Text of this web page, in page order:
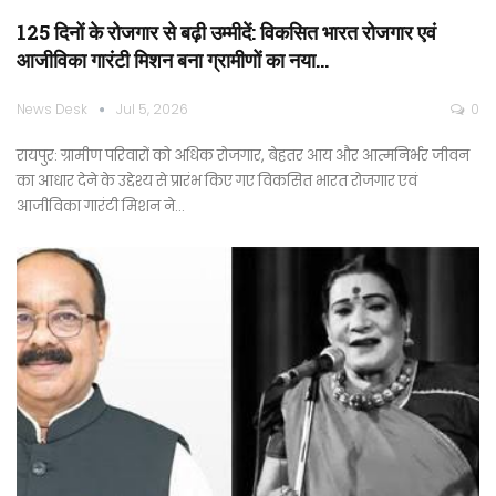
125 दिनों के रोजगार से बढ़ी उम्मीदें: विकसित भारत रोजगार एवं
आजीविका गारंटी मिशन बना ग्रामीणों का नया…
News Desk Jul 5, 2026 0
रायपुर: ग्रामीण परिवारों को अधिक रोजगार, बेहतर आय और आत्मनिर्भर जीवन
का आधार देने के उद्देश्य से प्रारंभ किए गए विकसित भारत रोजगार एवं
आजीविका गारंटी मिशन ने…